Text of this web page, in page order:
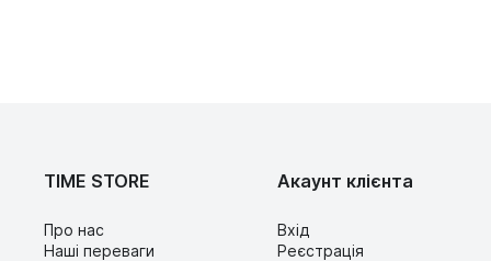
TIME STORE
Про нас
Наші переваги
Акаунт клієнта
Вхід
Реєстрація